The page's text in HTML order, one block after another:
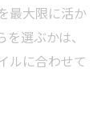
最大限に活か
選ぶかは、
ルに合わせて